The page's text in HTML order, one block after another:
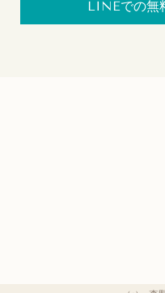
LINEでの無